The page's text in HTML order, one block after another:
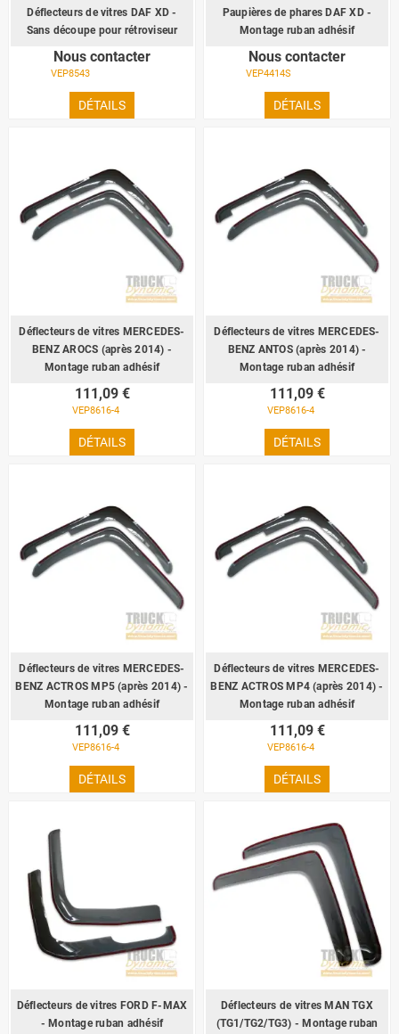
Déflecteurs de vitres DAF XD -
Sans découpe pour rétroviseur
Nous contacter
VEP8543
DÉTAILS
Paupières de phares DAF XD -
Montage ruban adhésif
Nous contacter
VEP4414S
DÉTAILS
Déflecteurs de vitres MERCEDES-
BENZ AROCS (après 2014) -
Montage ruban adhésif
111,09 €
VEP8616-4
DÉTAILS
Déflecteurs de vitres MERCEDES-
BENZ ANTOS (après 2014) -
Montage ruban adhésif
111,09 €
VEP8616-4
DÉTAILS
Déflecteurs de vitres MERCEDES-
BENZ ACTROS MP5 (après 2014) -
Montage ruban adhésif
111,09 €
VEP8616-4
DÉTAILS
Déflecteurs de vitres MERCEDES-
BENZ ACTROS MP4 (après 2014) -
Montage ruban adhésif
111,09 €
VEP8616-4
DÉTAILS
Déflecteurs de vitres FORD F-MAX
- Montage ruban adhésif
Déflecteurs de vitres MAN TGX
(TG1/TG2/TG3) - Montage ruban